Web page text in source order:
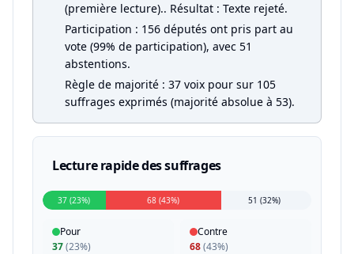
(première lecture).. Résultat : Texte rejeté.
Participation : 156 députés ont pris part au
vote (99% de participation), avec 51
abstentions.
Règle de majorité : 37 voix pour sur 105
suffrages exprimés (majorité absolue à 53).
Lecture rapide des suffrages
37 (23%) 68 (43%) 51 (32%)
Pour
37(23%)
Contre
68(43%)